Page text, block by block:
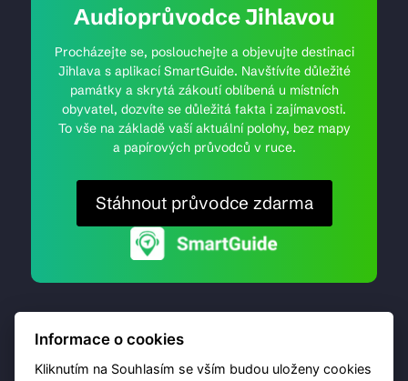
Audioprůvodce Jihlavou
Procházejte se, poslouchejte a objevujte destinaci
Jihlava s aplikací SmartGuide. Navštívíte důležité
památky a skrytá zákoutí oblíbená u místních
obyvatel, dozvíte se důležitá fakta i zajímavosti.
To vše na základě vaší aktuální polohy, bez mapy
a papírových průvodců v ruce.
Stáhnout průvodce zdarma
Informace o cookies
Kliknutím na Souhlasím se vším budou uloženy cookies